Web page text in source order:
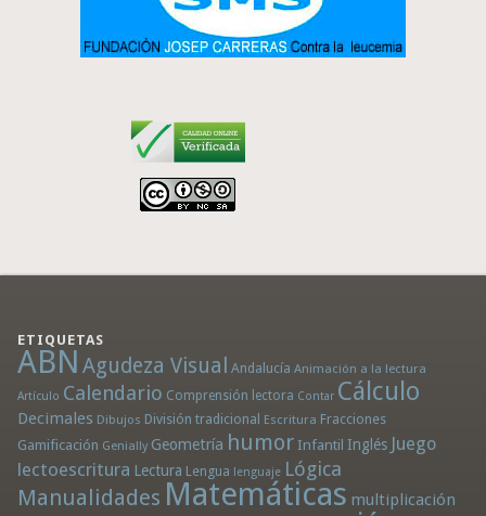
ETIQUETAS
ABN Agudeza Visual Andalucía Animación a la lectura
Artículo Calendario Comprensión lectora Contar Cálculo
Decimales Dibujos División tradicional Escritura Fracciones
Gamificación Genially Geometría humor Infantil Inglés Juego
lectoescritura Lectura Lengua lenguaje Lógica
Manualidades Matemáticas multiplicación